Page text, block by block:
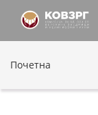
Почетна